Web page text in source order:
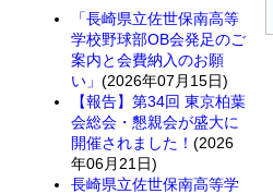
「長崎県立佐世保南高等
学校野球部OB会発足のご
案内と会費納入のお願
い」 (2026年07月15日)
【報告】第34回 東京柏葉
会総会・懇親会が盛大に
開催されました！ (2026
年06月21日)
長崎県立佐世保南高等学